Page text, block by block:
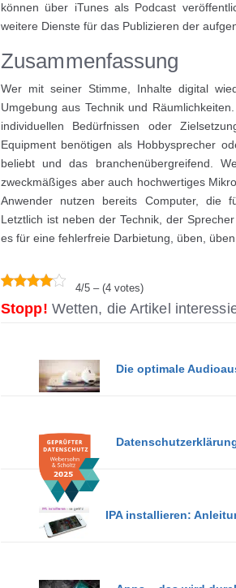
können über iTunes als Podcast
weitere Dienste für das Publizieren der
Zusammenfassung
Wer mit seiner Stimme, Inhalte digital
Umgebung aus Technik und
individuellen Bedürfnissen oder
Equipment benötigen als Hobbysprecher
beliebt und das branchenübergreifend.
zweckmäßiges aber auch hochwertiges
Anwender nutzen bereits Computer, die
Letztlich ist neben der Technik, der
es für eine fehlerfreie Darbietung, üben,
4/5 – (4 votes)
Stopp! Wetten, die Artikel
Die optimale
IPA installieren: